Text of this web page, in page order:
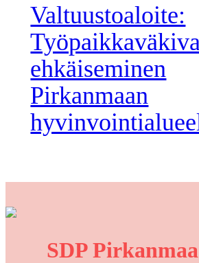
Valtuustoaloite:
ehkäiseminen
Pirkanmaan
SDP